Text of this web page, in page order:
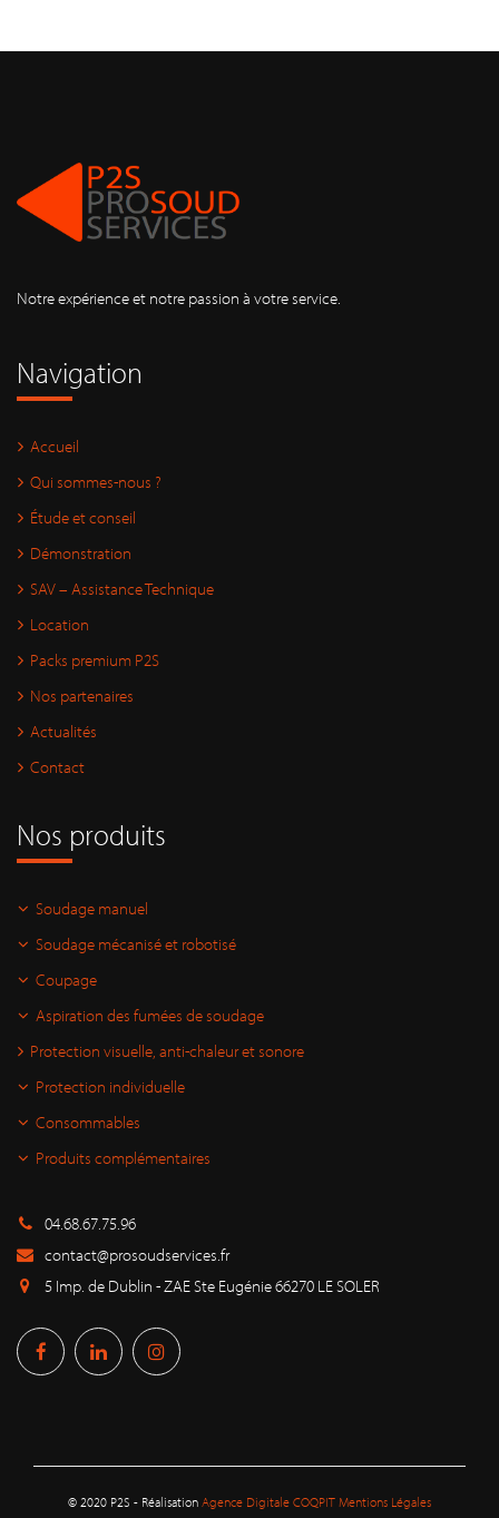
Notre expérience et notre passion à votre service.
Navigation
Accueil
Qui sommes-nous ?
Étude et conseil
Démonstration
SAV – Assistance Technique
Location
Packs premium P2S
Nos partenaires
Actualités
Contact
Nos produits
Soudage manuel
Soudage mécanisé et robotisé
Coupage
Aspiration des fumées de soudage
Protection visuelle, anti-chaleur et sonore
Protection individuelle
Consommables
Produits complémentaires
04.68.67.75.96
contact@prosoudservices.fr
5 Imp. de Dublin - ZAE Ste Eugénie 66270 LE SOLER
© 2020 P2S - Réalisation Agence Digitale COQPIT Mentions Légales